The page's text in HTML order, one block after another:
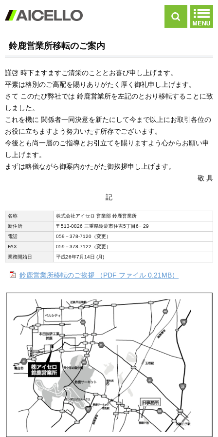
鈴鹿営業所移転のご案内
謹啓 時下ますますご清栄のこととお喜び申し上げます。
平素は格別のご高配を賜りありがたく厚く御礼申し上げます。
さて このたび弊社では 鈴鹿営業所を左記のとおり移転することに致
しました。
これを機に 関係者一同決意を新たにして今まで以上にお取引各位の
お役に立ちますよう努力いたす所存でございます。
今後とも尚一層のご指導とお引立てを賜りますよう心からお願い申
し上げます。
まずは略儀ながら御案内かたがた御挨拶申し上げます。
敬 具
記
名称
株式会社アイセロ 営業部 鈴鹿営業所
新住所
〒513‐0826 三重県鈴鹿市住吉5丁目6− 29
電話
059－378-7120（変更）
FAX
059－378-7122（変更）
業務開始日
平成26年7月14日 (月)
鈴鹿営業所移転のご挨拶 （PDF ファイル 0.21MB）